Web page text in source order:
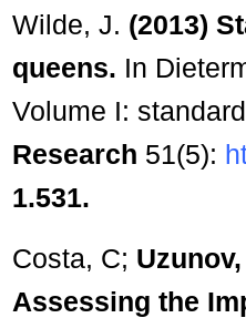
Wilde, J. (2013)
queens. In
Volume I:
Research 51(5):
1.531.
Costa, C;
Assessing the